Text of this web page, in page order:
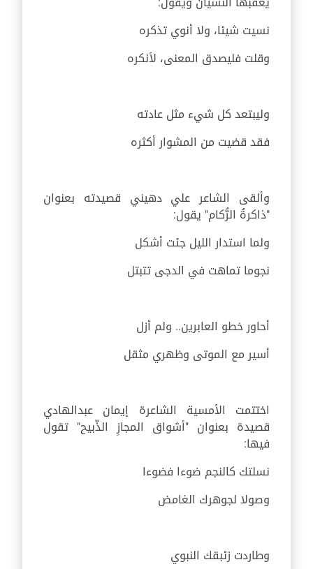
نسيت شيئا، ولا أنوي تذكره
وقلت فليصدق المعنى، لأنكره
وليبتعد كل شيء مثل عادته
فقد قضيت من المشوار أكثره
وألقى الشاعر علي دهيني قصيدته بعنوان
"ذاكرةُ الرُّكام" يقول:
ولما استدار الليل جئت أشكل
نجوما تماهت في الدجى تتبتل
أحاور خطو العابرين.. ولم أزل
أسير مع الموتى وظهري مثقل
اختتمت الأمسية الشاعرة إيمان عبدالهادي
قصيدة بعنوان "أشواق المجازِ الذّبيح" تقول
فيها:
نسلتك كالنجم ضوءا فضوءا
وصولا لجوهرك الغامض
وطاردت زئبقك النبوي